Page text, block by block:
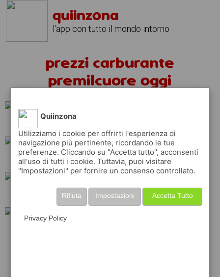
quiinzona
l'app con tutto il mondo intorno
prezzi carburante
premilcuore oggi
shell api ip
q8 esso
Quiinzona
Utilizziamo i cookie per offrirti l'esperienza di
navigazione più pertinente, ricordando le tue
preferenze. Cliccando su "Accetta tutto", acconsenti
all'uso di tutti i cookie. Tuttavia, puoi visitare
"Impostazioni" per fornire un consenso controllato.
Accetta Tutto
Impostazioni
Rifiuta
Privacy Policy